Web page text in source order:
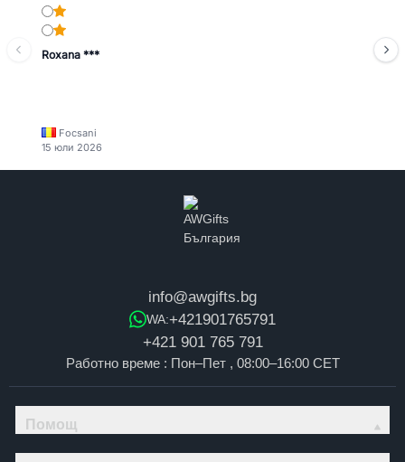
Roxana ***
Focsani
15 юли 2026
info@awgifts.bg
WA:+421901765791
+421 901 765 791
Работно време : Пон–Пет , 08:00–16:00 CET
Помощ